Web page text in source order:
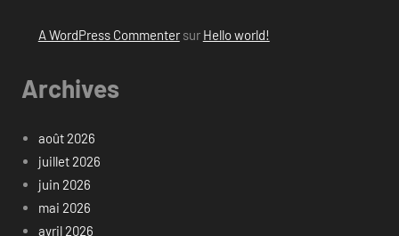
A WordPress Commentersur Hello world!
Archives
août 2026
juillet 2026
juin 2026
mai 2026
avril 2026